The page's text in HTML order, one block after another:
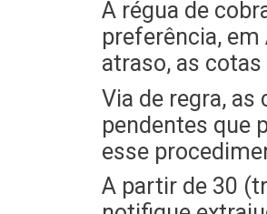
A régua de
preferência,
atraso, as
Via de regra,
pendentes que
esse
A partir de 30